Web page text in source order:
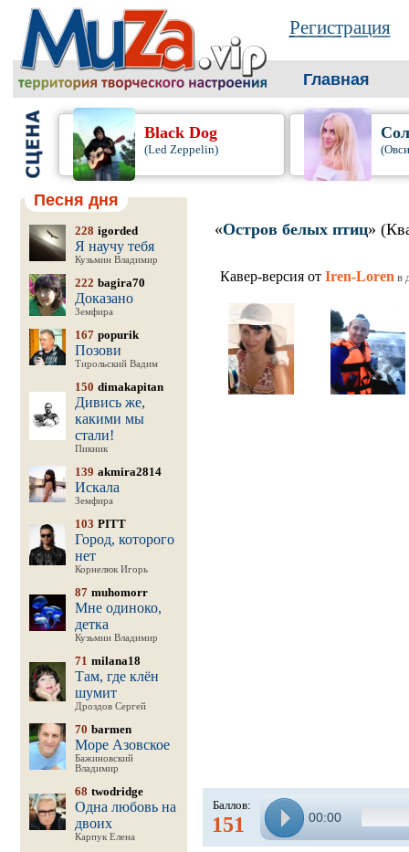
Регистрация
Главная
Black Dog
(Led Zeppelin)
Песня дня
228 igorded
Я научу тебя
Кузьмин Владимир
222 bagira70
Доказано
Земфира
167 popurik
Позови
Тирольский Вадим
150 dimakapitan
Дивись же,
какими мы
стали!
Пикник
139 akmira2814
Искала
Земфира
103 PITT
Город, которого
нет
Корнелюк Игорь
87 muhomorr
Мне одиноко,
детка
Кузьмин Владимир
71 milana18
Там, где клён
шумит
Дроздов Сергей
70 barmen
Море Азовское
Бажиновский
Владимир
68 twodridge
Одна любовь на
двоих
Карпук Елена
«Остров белых птиц»
Кавер-версия от Iren-Lorenв
Баллов:
151 00:00